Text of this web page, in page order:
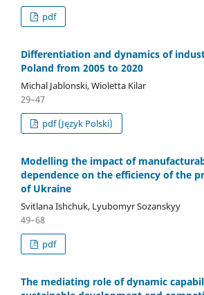
pdf
Differentiation and dynamics of
Poland from 2005 to 2020
Michal Jablonski, Wioletta Kilar
29–47
pdf (Język Polski)
Modelling the impact of
dependence on the efficiency of the
of Ukraine
Svitlana Ishchuk, Lyubomyr Sozanskyy
49–68
pdf
The mediating role of dynamic